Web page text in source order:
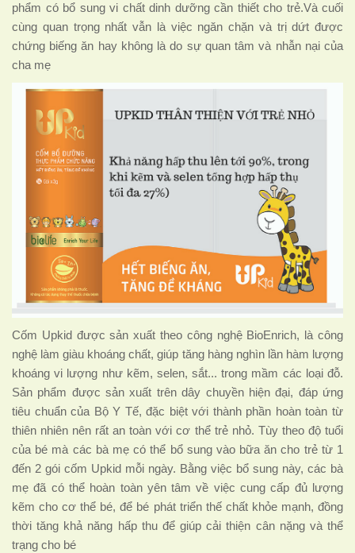
phẩm có bổ sung vi chất dinh dưỡng cần thiết cho trẻ.Và cuối
cùng quan trọng nhất vẫn là việc ngăn chặn và trị dứt được
chứng biếng ăn hay không là do sự quan tâm và nhẫn nại của
cha mẹ
Cốm Upkid được sản xuất theo công nghệ BioEnrich, là công
nghệ làm giàu khoáng chất, giúp tăng hàng nghìn lần hàm lượng
khoáng vi lượng như kẽm, selen, sắt... trong mầm các loại đỗ.
Sản phẩm được sản xuất trên dây chuyền hiện đại, đáp ứng
tiêu chuẩn của Bộ Y Tế, đặc biệt với thành phần hoàn toàn từ
thiên nhiên nên rất an toàn với cơ thể trẻ nhỏ. Tùy theo độ tuổi
của bé mà các bà mẹ có thể bổ sung vào bữa ăn cho trẻ từ 1
đến 2 gói cốm Upkid mỗi ngày. Bằng việc bổ sung này, các bà
mẹ đã có thể hoàn toàn yên tâm về việc cung cấp đủ lượng
kẽm cho cơ thể bé, để bé phát triển thế chất khỏe mạnh, đồng
thời tăng khả năng hấp thu để giúp cải thiện cân nặng và thể
trạng cho bé